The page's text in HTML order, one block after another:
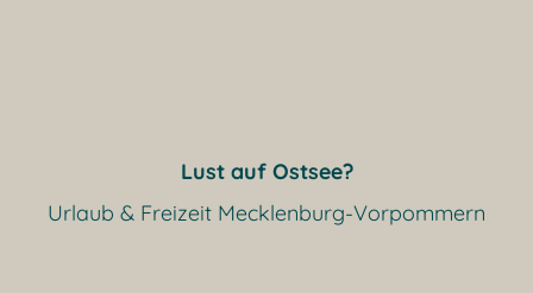
Lust auf Ostsee?
Urlaub & Freizeit Mecklenburg-Vorpommern